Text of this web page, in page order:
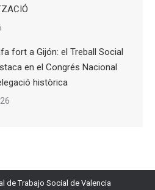
fort a Gijón: el Treball Social
en el Congrés Nacional
històrica
de Trabajo Social de Valencia